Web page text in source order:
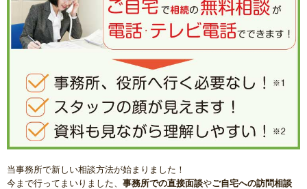
当事務所で新しい相談方法が始まりました！
今まで行ってまいりました、 事務所での直接面談やご自宅への訪問相談